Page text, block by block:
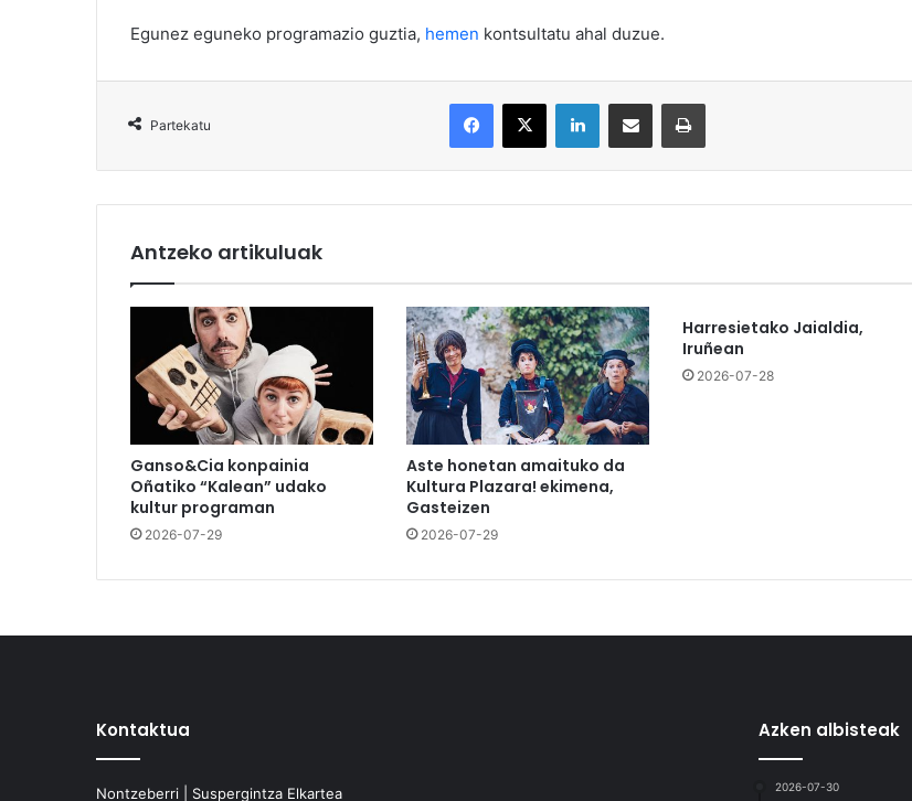
Egunez eguneko programazio guztia, hemen kontsultatu ahal duzue.
Partekatu
Antzeko artikuluak
Ganso&Cia konpainia
Oñatiko “Kalean” udako
kultur programan
2026-07-29
Aste honetan amaituko da
Kultura Plazara! ekimena,
Gasteizen
2026-07-29
Harresietako Jaialdia,
Iruñean
2026-07-28
Kontaktua
Nontzeberri | Suspergintza Elkartea
Azken albisteak
2026-07-30